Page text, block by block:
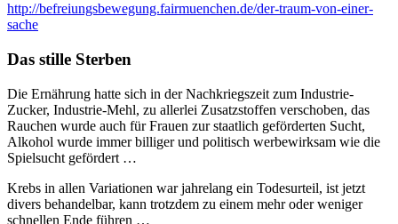
http://befreiungsbewegung.fairmuenchen.de/der-traum-von-einer-
sache
Das stille Sterben
Die Ernährung hatte sich in der Nachkriegszeit zum Industrie-
Zucker, Industrie-Mehl, zu allerlei Zusatzstoffen verschoben, das
Rauchen wurde auch für Frauen zur staatlich geförderten Sucht,
Alkohol wurde immer billiger und politisch werbewirksam wie die
Spielsucht gefördert …
Krebs in allen Variationen war jahrelang ein Todesurteil, ist jetzt
divers behandelbar, kann trotzdem zu einem mehr oder weniger
schnellen Ende führen …